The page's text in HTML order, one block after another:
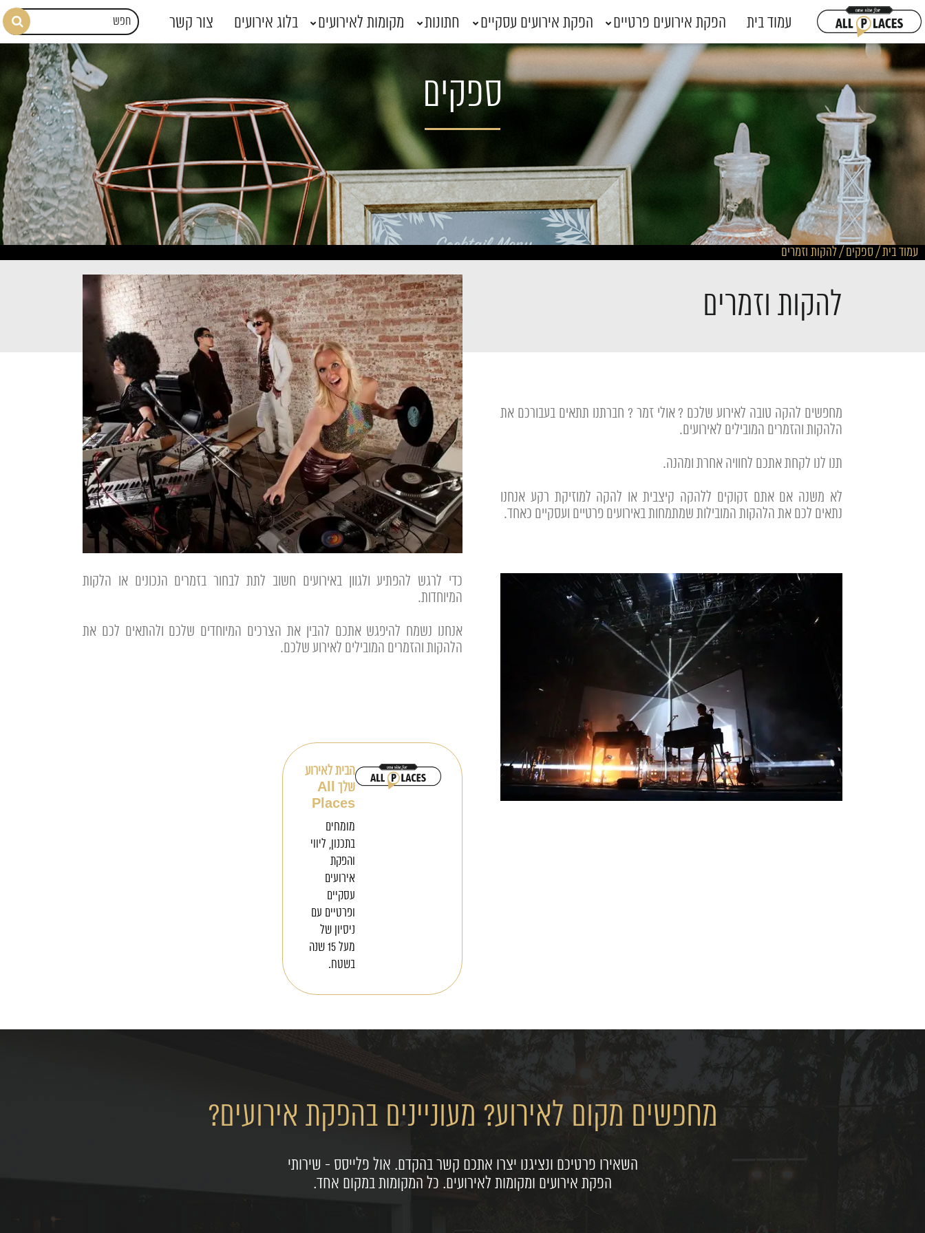
עמוד בית הפקת אירועים פרטיים הפקת אירועים עסקיים חתונות מקומות לאירועים בלוג אירועים צור קשר
ספקים
עמוד בית/ספקים/להקות וזמרים
להקות וזמרים
מחפשים להקה טובה לאירוע שלכם ? אולי זמר ? חברתנו תתאים בעבורכם את
הלהקות והזמרים המובילים לאירועים.
תנו לנו לקחת אתכם לחוויה אחרת ומהנה.
לא משנה אם אתם זקוקים ללהקה קיצבית או להקה למוזיקת רקע אנחנו
נתאים לכם את הלהקות המובילות שמתמחות באירועים פרטיים ועסקיים כאחד.
כדי לרגש להפתיע ולגוון באירועים חשוב לתת לבחור בזמרים הנכונים או הלקות
המיוחדות.
אנחנו נשמח להיפגש אתכם להבין את הצרכים המיוחדים שלכם ולהתאים לכם את
הלהקות והזמרים המובילים לאירוע שלכם.
הבית לאירוע
שלך All
Places
מומחים
בתכנון, ליווי
והפקת
אירועים
עסקיים
ופרטיים עם
ניסיון של
מעל 15 שנה
בשטח.
מחפשים מקום לאירוע? מעוניינים בהפקת אירועים?
השאירו פרטיכם ונציגנו יצרו אתכם קשר בהקדם. אול פלייסס - שירותי
הפקת אירועים ומקומות לאירועים. כל המקומות במקום אחד.